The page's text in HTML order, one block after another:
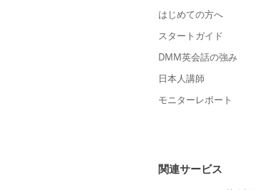
はじめての方へ
スタートガイド
DMM英会話の強み
日本人講師
モニターレポート
関連サービス